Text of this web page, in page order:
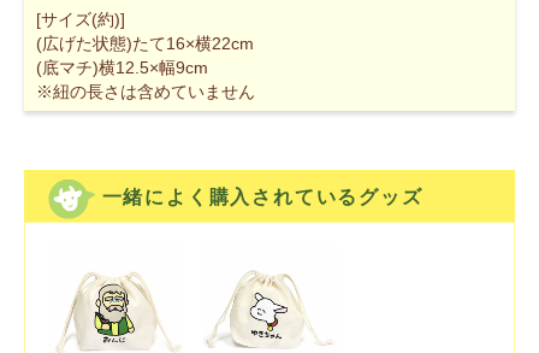
[サイズ(約)]
(広げた状態)たて16×横22cm
(底マチ)横12.5×幅9cm
※紐の長さは含めていません
一緒によく購入されているグッズ